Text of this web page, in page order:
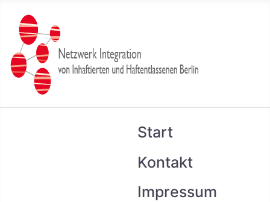
Start
Kontakt
Impressum